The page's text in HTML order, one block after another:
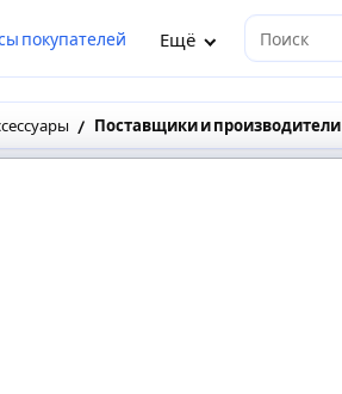
покупателей Ещё Поиск